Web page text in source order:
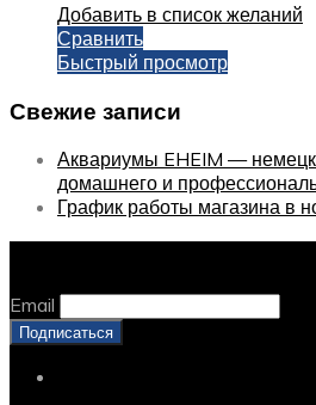
Добавить в список желаний
Сравнить
Быстрый просмотр
Свежие записи
Аквариумы EHEIM —
домашнего и
График работы магазина в
Email